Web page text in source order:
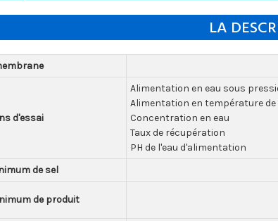
LA
d'essai
Alimentation en eau sous
Alimentation en température de
Concentration en eau
Taux de récupération
PH de l'eau d'alimentation
de sel
de produit